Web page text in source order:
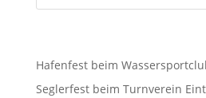
Hafenfest beim
Seglerfest beim Turnverein